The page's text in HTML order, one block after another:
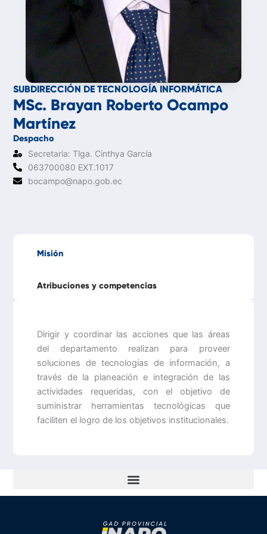
SUBDIRECCIÓN DE TECNOLOGÍA INFORMÁTICA
MSc. Brayan Roberto Ocampo
Martínez
Despacho
Secretaria: Tlga. Cinthya García
063700080 EXT.1017
bocampo@napo.gob.ec
Misión
Atribuciones y competencias
Dirigir y coordinar las acciones que las áreas
del departamento realizan para proveer
soluciones de tecnologías de información, a
través de la planeación e integración de las
actividades requeridas, con el objetivo de
suministrar herramientas tecnológicas que
faciliten el logro de los objetivos institucionales.